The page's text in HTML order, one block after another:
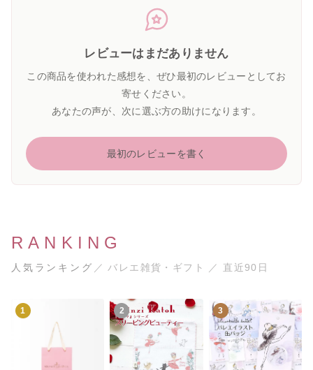
レビューはまだありません
この商品を使われた感想を、ぜひ最初のレビューとしてお
寄せください。
あなたの声が、次に選ぶ方の助けになります。
最初のレビューを書く
RANKING
人気ランキング ／ バレエ雑貨・ギフト ／ 直近90日
1 2 3